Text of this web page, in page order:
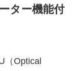
ター機能付
（Optical